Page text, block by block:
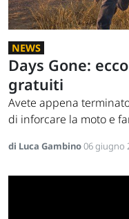
NEWS
Days Gone:
gratuiti
Avete appena
di inforcare la moto e
di Luca Gambino06 giugno